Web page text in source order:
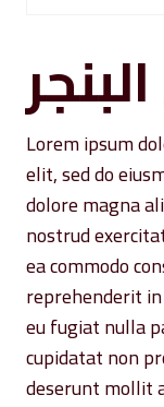
Lorem ipsum
elit, sed do
dolore magna
nostrud
ea commodo
reprehenderit
eu fugiat nulla
cupidatat non
deserunt mollit